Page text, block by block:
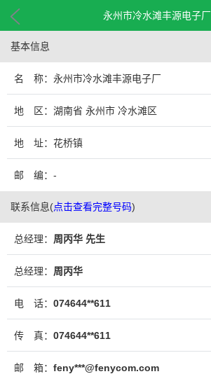
永州市冷水滩丰源电子厂
基本信息
名 称：永州市冷水滩丰源电子厂
地 区：湖南省 永州市 冷水滩区
地 址：花桥镇
邮 编：-
联系信息(点击查看完整号码)
总经理： 周丙华 先生
总经理： 周丙华
电 话： 074644**611
传 真： 074644**611
邮 箱： feny***@fenycom.com